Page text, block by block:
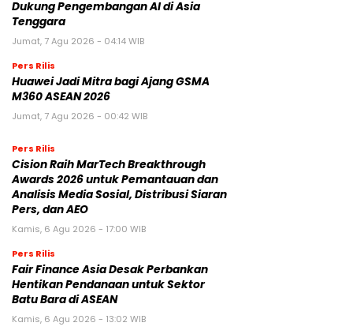
Dukung Pengembangan AI di Asia
Tenggara
Jumat, 7 Agu 2026 - 04:14 WIB
Pers Rilis
Huawei Jadi Mitra bagi Ajang GSMA
M360 ASEAN 2026
Jumat, 7 Agu 2026 - 00:42 WIB
Pers Rilis
Cision Raih MarTech Breakthrough
Awards 2026 untuk Pemantauan dan
Analisis Media Sosial, Distribusi Siaran
Pers, dan AEO
Kamis, 6 Agu 2026 - 17:00 WIB
Pers Rilis
Fair Finance Asia Desak Perbankan
Hentikan Pendanaan untuk Sektor
Batu Bara di ASEAN
Kamis, 6 Agu 2026 - 13:02 WIB